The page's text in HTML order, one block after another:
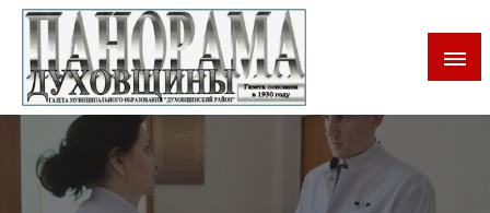
Панорама Духовщины
Газета Духовщинского района Смоленской области